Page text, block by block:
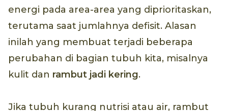
energi pada area-area yang diprioritaskan,
terutama saat jumlahnya defisit. Alasan
inilah yang membuat terjadi beberapa
perubahan di bagian tubuh kita, misalnya
kulit dan rambut jadi kering.
Jika tubuh kurang nutrisi atau air, rambut